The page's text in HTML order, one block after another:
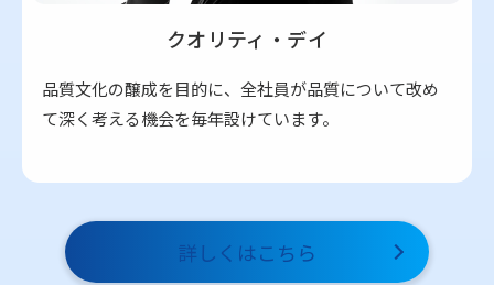
クオリティ・デイ
品質文化の醸成を目的に、全社員が品質について改め
て深く考える機会を毎年設けています。
詳しくはこちら